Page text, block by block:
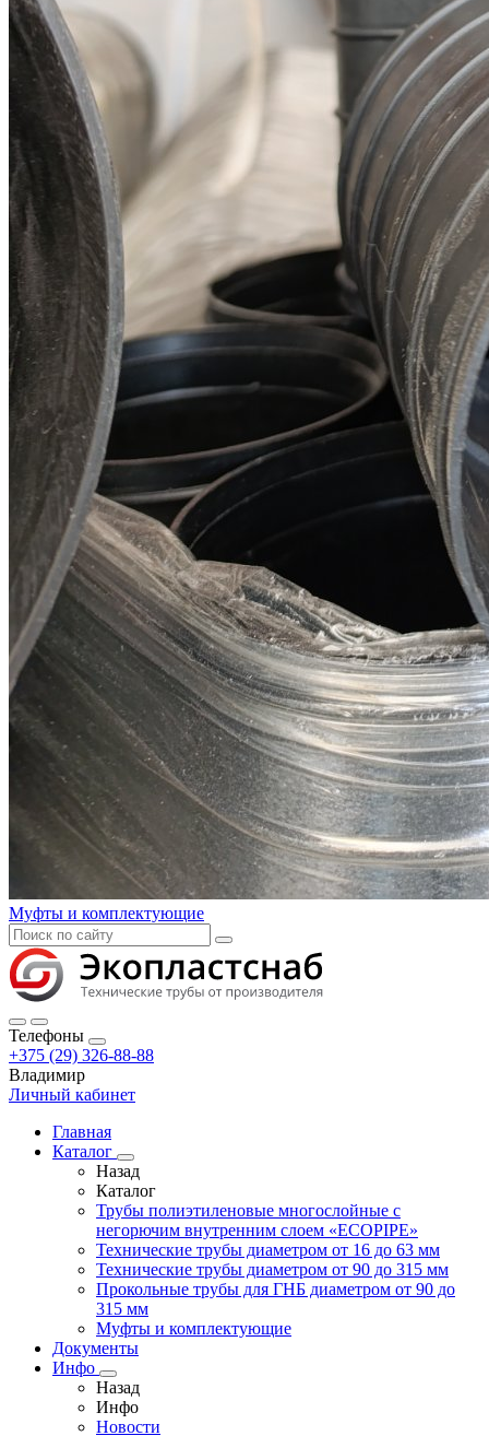
Муфты и комплектующие
Телефоны
+375 (29) 326-88-88
Владимир
Личный кабинет
Главная
Каталог
Назад
Каталог
Трубы полиэтиленовые многослойные с
негорючим внутренним слоем «ECOPIPE»
Технические трубы диаметром от 16 до 63 мм
Технические трубы диаметром от 90 до 315 мм
Прокольные трубы для ГНБ диаметром от 90 до
315 мм
Муфты и комплектующие
Документы
Инфо
Назад
Инфо
Новости